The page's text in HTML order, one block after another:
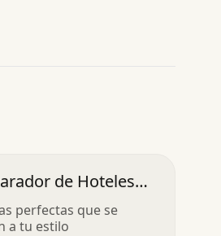
de Hoteles
perfectas que se
a tu estilo